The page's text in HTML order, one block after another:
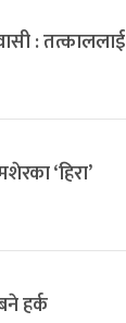
: तत्काललाई
‘हिरा’
हर्क